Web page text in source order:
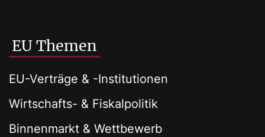
EU Themen
EU-Verträge & -Institutionen
Wirtschafts- & Fiskalpolitik
Binnenmarkt & Wettbewerb